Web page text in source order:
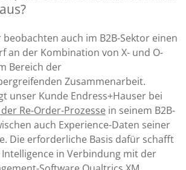
beobachten auch im B2B-Sektor einen
an der Kombination von X- und O-
Bereich der
Zusammenarbeit.
unser Kunde Endress+Hauser bei
Re-Order-Prozesse in seinem B2B-
auch Experience-Daten seiner
Die erforderliche Basis dafür schafft
Intelligence in Verbindung mit der